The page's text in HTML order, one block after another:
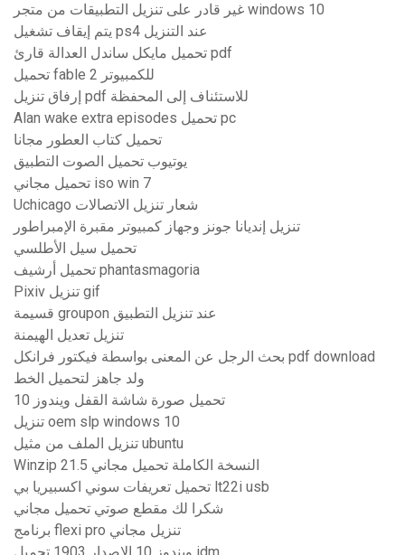
غير قادر على تنزيل التطبيقات من متجر windows 10
يتم إيقاف تشغيل ps4 عند التنزيل
تحميل مايكل ساندل العدالة قارئ pdf
تحميل fable 2 للكمبيوتر
إرفاق تنزيل pdf للاستئناف إلى المحفظة
Alan wake extra episodes تحميل pc
تحميل كتاب العطور مجانا
يوتيوب تحميل الصوت التطبيق
تحميل مجاني iso win 7
Uchicago شعار تنزيل الاتصالات
تنزيل إنديانا جونز وجهاز كمبيوتر مقبرة الإمبراطور
تحميل سيل الأطلسي
تحميل أرشيف phantasmagoria
Pixiv تنزيل gif
قسيمة groupon عند تنزيل التطبيق
تنزيل تعديل الهيمنة
بحث الرجل عن المعنى بواسطة فيكتور فرانكل pdf download
ولد جاهز لتحميل الخط
تحميل صورة شاشة القفل ويندوز 10
تنزيل oem slp windows 10
تنزيل الملف من مثيل ubuntu
Winzip 21.5 النسخة الكاملة تحميل مجاني
تحميل تعريفات سوني اكسبيريا بي lt22i usb
شكرا لك مقطع صوتي تحميل مجاني
برنامج flexi pro تنزيل مجاني